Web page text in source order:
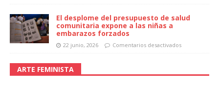
El desplome del presupuesto de salud
comunitaria expone a las niñas a
embarazos forzados
22 junio, 2026 Comentarios desactivados
ARTE FEMINISTA